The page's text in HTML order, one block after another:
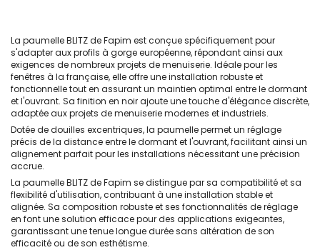
La paumelle BLITZ de Fapim est conçue spécifiquement pour
s'adapter aux profils à gorge européenne, répondant ainsi aux
exigences de nombreux projets de menuiserie. Idéale pour les
fenêtres à la française, elle offre une installation robuste et
fonctionnelle tout en assurant un maintien optimal entre le dormant
et l'ouvrant. Sa finition en noir ajoute une touche d'élégance discrète,
adaptée aux projets de menuiserie modernes et industriels.
Dotée de douilles excentriques, la paumelle permet un réglage
précis de la distance entre le dormant et l'ouvrant, facilitant ainsi un
alignement parfait pour les installations nécessitant une précision
accrue.
La paumelle BLITZ de Fapim se distingue par sa compatibilité et sa
flexibilité d'utilisation, contribuant à une installation stable et
alignée. Sa composition robuste et ses fonctionnalités de réglage
en font une solution efficace pour des applications exigeantes,
garantissant une tenue longue durée sans altération de son
efficacité ou de son esthétisme.